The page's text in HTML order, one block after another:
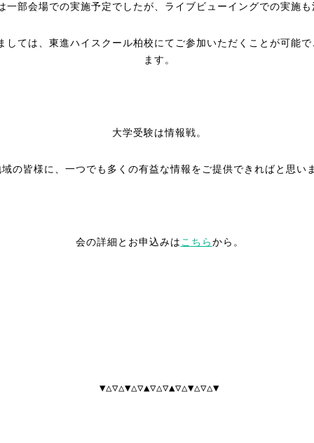
一部会場での実施予定でしたが、ライブビューイングでの実施も
しては、東進ハイスクール柏校にてご参加いただくことが可能で
ます。
大学受験は情報戦。
の皆様に、一つでも多くの有益な情報をご提供できればと思いま
会の詳細とお申込みは こちらから。
▼△▽△▼△▽▲▽△▽▲▽△▼△▽△▼